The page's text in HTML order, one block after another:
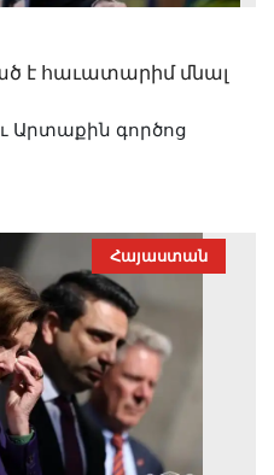
է հաւատարիմ մնալ
Արտաքին գործոց
Հայաստան